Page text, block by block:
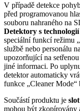
V případě detekce
před programovanou
souboru nahraného na
Detektory s technologií
speciální funkcí režimu
službě nebo personálu
upozorňující na
jiné informaci. Po
detektor automaticky
funkce „Cleaner Mode“
Součástí produktu je
mohou být zkopírovány